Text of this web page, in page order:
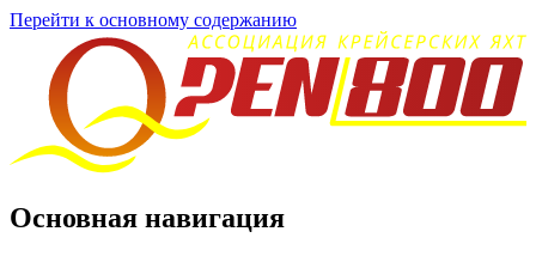
Перейти к основному содержанию
Основная навигация